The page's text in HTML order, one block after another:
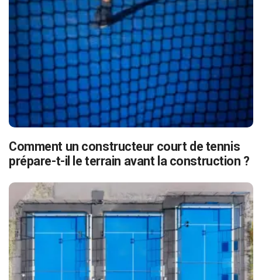
Comment un constructeur court de tennis
prépare-t-il le terrain avant la construction ?